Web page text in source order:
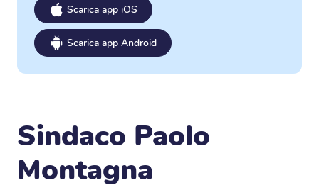
Scarica app iOS
Scarica app Android
Sindaco Paolo
Montagna